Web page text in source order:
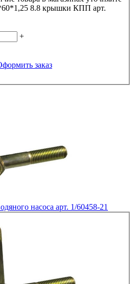
8.8 крышки КПП арт.
+
заказ
насоса арт. 1/60458-21